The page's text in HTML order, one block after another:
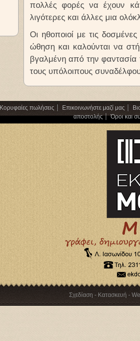
πολλές φορές να έχουν
λιγότερες και άλλες μια
Οι ηθοποιοί με τις
ώθηση και καλούνται να
βγαλμένη από την
τους υπόλοιπους
Κορυφαίες πωλήσεις Επικοινωνήστε μαζί μας
αποστολής
Όροι και
Σχεδίαση - Κατασκευή -